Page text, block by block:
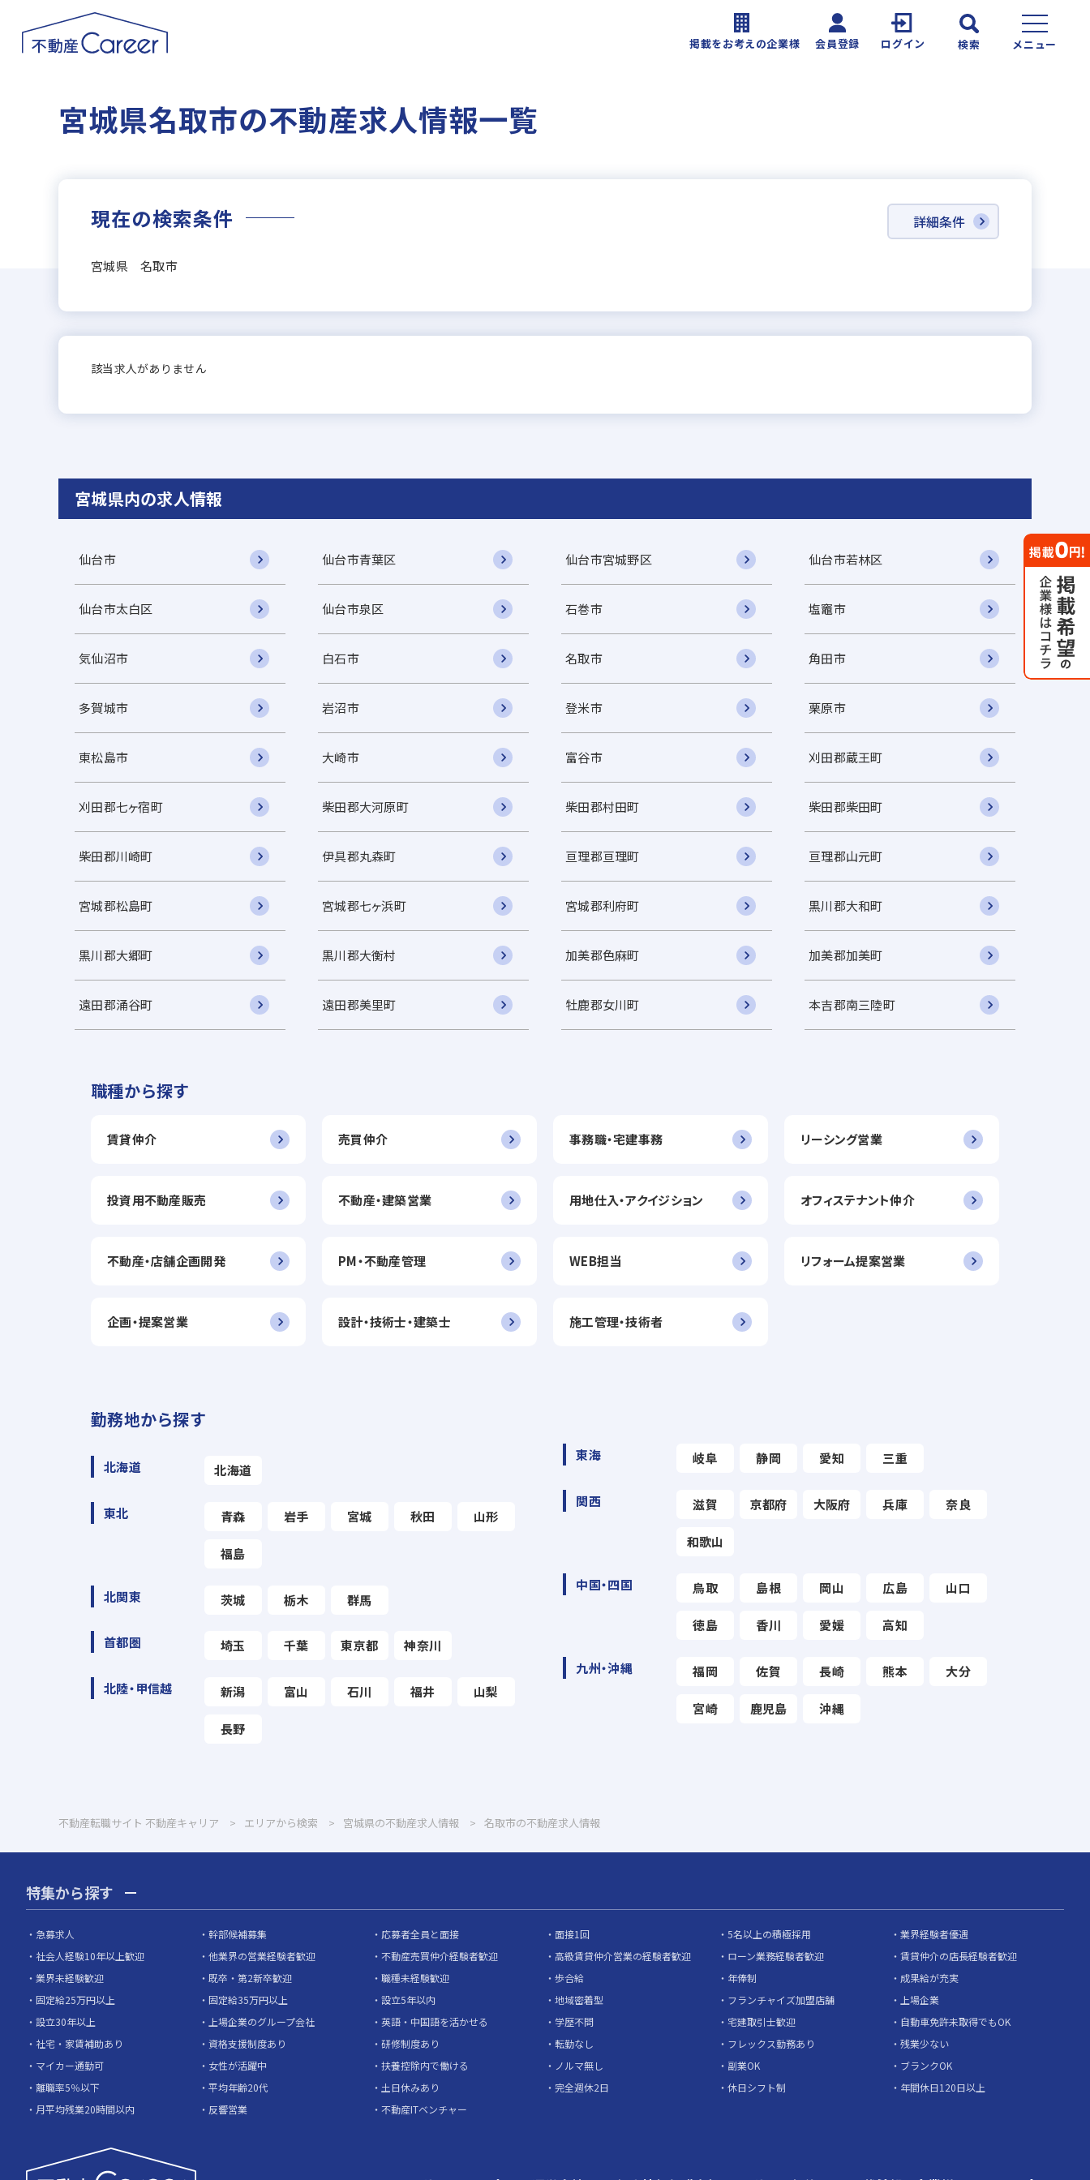
掲載をお考えの企業様 会員登録 ログイン 検索 メニュー
宮城県名取市の不動産求人情報一覧
現在の検索条件
宮城県 名取市
詳細条件
該当求人がありません
宮城県内の求人情報
仙台市 仙台市青葉区 仙台市宮城野区 仙台市若林区
仙台市太白区 仙台市泉区 石巻市 塩竈市
気仙沼市 白石市 名取市 角田市
多賀城市 岩沼市 登米市 栗原市
東松島市 大崎市 富谷市 刈田郡蔵王町
刈田郡七ヶ宿町 柴田郡大河原町 柴田郡村田町 柴田郡柴田町
柴田郡川崎町 伊具郡丸森町 亘理郡亘理町 亘理郡山元町
宮城郡松島町 宮城郡七ヶ浜町 宮城郡利府町 黒川郡大和町
黒川郡大郷町 黒川郡大衡村 加美郡色麻町 加美郡加美町
遠田郡涌谷町 遠田郡美里町 牡鹿郡女川町 本吉郡南三陸町
職種から探す
賃貸仲介 売買仲介 事務職・宅建事務 リーシング営業
投資用不動産販売 不動産・建築営業 用地仕入・アクイジション オフィステナント仲介
不動産・店舗企画開発 PM・不動産管理 WEB担当 リフォーム提案営業
企画・提案営業 設計・技術士・建築士 施工管理・技術者
勤務地から探す
北海道 北海道
東北 青森 岩手 宮城 秋田 山形
福島
北関東 茨城 栃木 群馬
首都圏 埼玉 千葉 東京都 神奈川
北陸・甲信越 新潟 富山 石川 福井 山梨
長野
東海 岐阜 静岡 愛知 三重
関西 滋賀 京都府 大阪府 兵庫 奈良
和歌山
中国・四国 鳥取 島根 岡山 広島 山口
徳島 香川 愛媛 高知
九州・沖縄 福岡 佐賀 長崎 熊本 大分
宮崎 鹿児島 沖縄
不動産転職サイト 不動産キャリア エリアから検索 宮城県の不動産求人情報 名取市の不動産求人情報
特集から探す
急募求人 幹部候補募集 応募者全員と面接 面接1回 5名以上の積極採用
業界経験者優遇
社会人経験10年以上歓迎
他業界の営業経験者歓迎 不動産売買仲介経験者歓迎 高級賃貸仲介営業の経験者歓迎 ローン業務経験者歓迎
賃貸仲介の店長経験者歓迎
業界未経験歓迎
既卒・第2新卒歓迎 職種未経験歓迎 歩合給 年俸制
成果給が充実
固定給25万円以上
固定給35万円以上 設立5年以内 地域密着型 フランチャイズ加盟店舗
上場企業
設立30年以上
上場企業のグループ会社 英語・中国語を活かせる 学歴不問 宅建取引士歓迎
自動車免許未取得でもOK
社宅・家賃補助あり
資格支援制度あり 研修制度あり 転勤なし フレックス勤務あり
残業少ない
マイカー通勤可
女性が活躍中 扶養控除内で働ける ノルマ無し 副業OK
ブランクOK
離職率5％以下
平均年齢20代 土日休みあり 完全週休2日 休日シフト制
年間休日120日以上
月平均残業20時間以内
反響営業 不動産ITベンチャー